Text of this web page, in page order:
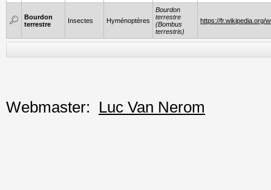
Bourdon
terrestre
Insectes Hyménoptères
Bourdon
terrestre
(Bombus
terrestris)
https://fr.wikipedia.org/
Webmaster: Luc Van Nerom